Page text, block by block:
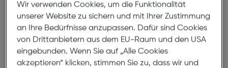
133mm
Wir verwenden Cookies, um die Funktionalität
unserer Website zu sichern und mit Ihrer Zustimmung
an Ihre Bedürfnisse anzupassen. Dafür sind Cookies
von Drittanbietern aus dem EU-Raum und den USA
eingebunden. Wenn Sie auf „Alle Cookies
akzeptieren“ klicken, stimmen Sie zu, dass wir und